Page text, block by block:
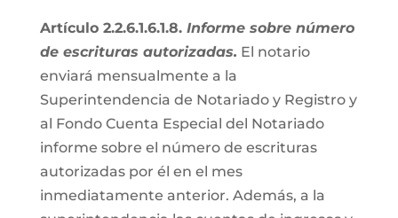
Artículo 2.2.6.1.6.1.8. Informe sobre número
de escrituras autorizadas. El notario
enviará mensualmente a la
Superintendencia de Notariado y Registro y
al Fondo Cuenta Especial del Notariado
informe sobre el número de escrituras
autorizadas por él en el mes
inmediatamente anterior. Además, a la